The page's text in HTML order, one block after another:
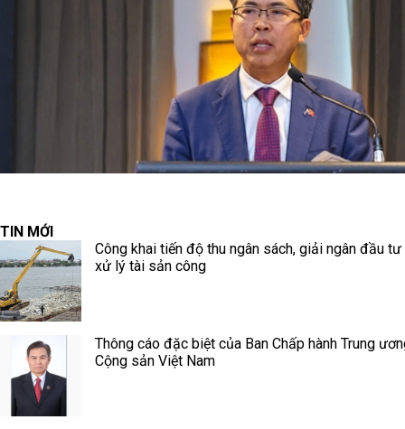
TIN MỚI
Công khai tiến độ thu ngân sách, giải ngân đầu
xử lý tài sản công
Thông cáo đặc biệt của Ban Chấp hành Trung
Cộng sản Việt Nam